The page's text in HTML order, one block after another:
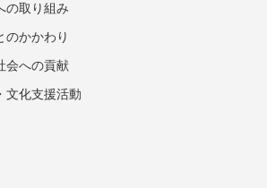
の取り組み
のかかわり
会への貢献
文化支援活動